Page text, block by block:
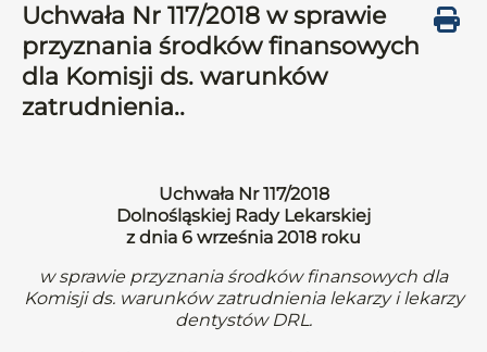
Uchwała Nr 117/2018 w sprawie
przyznania środków finansowych
dla Komisji ds. warunków
zatrudnienia..
Uchwała Nr 117/2018
Dolnośląskiej Rady Lekarskiej
z dnia 6 września 2018 roku
w sprawie przyznania środków finansowych dla
Komisji ds. warunków zatrudnienia lekarzy i lekarzy
dentystów DRL.